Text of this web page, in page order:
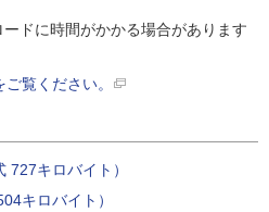
ドに時間がかかる場合があります
覧ください。
727キロバイト）
キロバイト）